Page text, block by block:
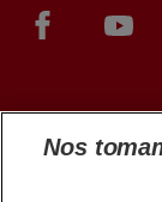
Nos